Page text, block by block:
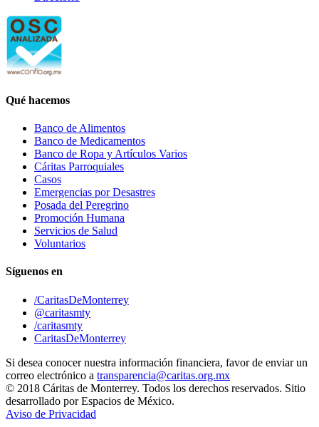
Qué hacemos
Banco de Alimentos
Banco de Medicamentos
Banco de Ropa y Artículos Varios
Cáritas Parroquiales
Casos
Emergencias por Desastres
Posada del Peregrino
Promoción Humana
Servicios de Salud
Voluntarios
Síguenos en
/CaritasDeMonterrey
@caritasmty
/caritasmty
CaritasDeMonterrey
Si desea conocer nuestra información financiera, favor de enviar un
correo electrónico a transparencia@caritas.org.mx
© 2018 Cáritas de Monterrey. Todos los derechos reservados. Sitio
desarrollado por Espacios de México.
Aviso de Privacidad